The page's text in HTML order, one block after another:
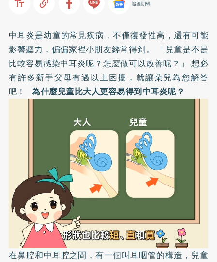
追蹤訂閱
中耳炎是幼童的常見疾病，不僅復發性高，還有可能
影響聽力，偏偏家裡小朋友經常得到。 「兒童是不是
比較容易感染中耳炎呢？怎麼做可以改善呢？」 想必
有許多新手父母有過以上困擾，就讓朵兒為您解答
吧！為什麼兒童比大人更容易得到中耳炎呢？
在鼻腔和中耳腔之間，有一個叫耳咽管的構造，兒童